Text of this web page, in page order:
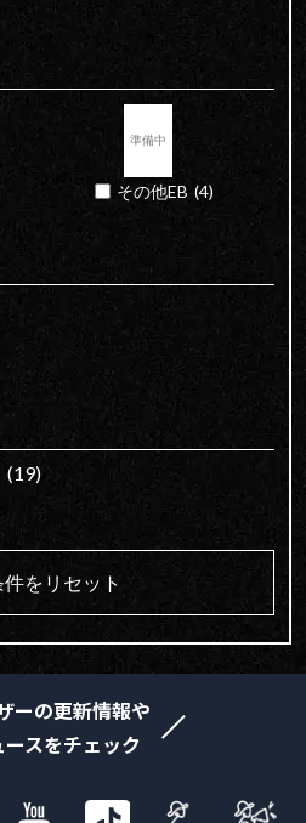
その他EB (4)
(19)
をリセット
ーの更新情報や
スをチェック